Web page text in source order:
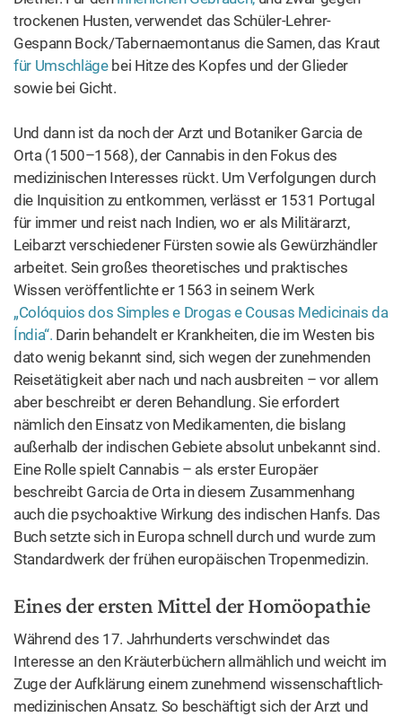
Orta (1500–1568), der Cannabis in den Fokus des
medizinischen Interesses rückt. Um Verfolgungen durch
die Inquisition zu entkommen, verlässt er 1531 Portugal
für immer und reist nach Indien, wo er als Militärarzt,
arbeitet. Sein großes theoretisches und praktisches
Wissen veröffentlichte er 1563 in seinem Werk
„Colóquios dos Simples e Drogas e Cousas Medicinais da
Índia“.Darin behandelt er Krankheiten, die im Westen bis
dato wenig bekannt sind, sich wegen der zunehmenden
Reisetätigkeit aber nach und nach ausbreiten – vor allem
aber beschreibt er deren Behandlung. Sie erfordert
nämlich den Einsatz von Medikamenten, die bislang
außerhalb der indischen Gebiete absolut unbekannt sind.
Eine Rolle spielt Cannabis – als erster Europäer
beschreibt Garcia de Orta in diesem Zusammenhang
auch die psychoaktive Wirkung des indischen Hanfs. Das
Buch setzte sich in Europa schnell durch und wurde zum
Standardwerk der frühen europäischen Tropenmedizin.
Eines der ersten Mittel der Homöopathie
Während des 17. Jahrhunderts verschwindet das
Interesse an den Kräuterbüchern allmählich und weicht im
Zuge der Aufklärung einem zunehmend wissenschaftlich-
medizinischen Ansatz. So beschäftigt sich der Arzt und
Übersetzer
Samuel Hahnemann (1755–1843) mit
Cannabis. Als Erfinder der homöopathischen Lehre stets
um eine möglichst niedrige, trotzdem aber heilende Dosis
bemüh befindet er 1797, dass Cannabis eine wirksame
Medizin ist, die durchaus größerer Beachtung wert sei. In
Band 1 seiner „Reinen Arzneimittellehre“beschreibt er